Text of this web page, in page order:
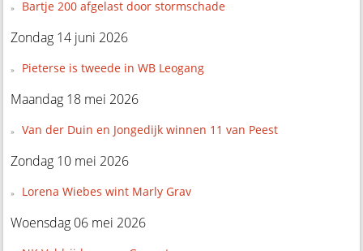
Bartje 200 afgelast door stormschade
Zondag 14 juni 2026
Pieterse is tweede in WB Leogang
Maandag 18 mei 2026
Van der Duin en Jongedijk winnen 11 van Peest
Zondag 10 mei 2026
Lorena Wiebes wint Marly Grav
Woensdag 06 mei 2026